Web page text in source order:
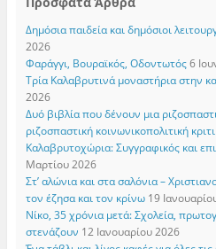
Δημόσια παιδεία και δημόσιοι
2026
Φαράγγι, Βουραϊκός, Οδοντωτός 6
Τρία Καλαβρυτινά μοναστήρια στην
2026
Δυό βιβλία που δένουν μια
ριζοσπαστική κοινωνικοπολιτική
Καλαβρυτοχώρια: Συγγραφικός και
Μαρτίου 2026
Στ’ αλώνια και στα σαλόνια –
τον έζησα και τον κρίνω 19
Νίκο, 35 χρόνια μετά: Σχολεία,
στενάζουν 12 Ιανουαρίου 2026